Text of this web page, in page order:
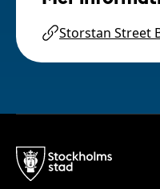
Storstan Street